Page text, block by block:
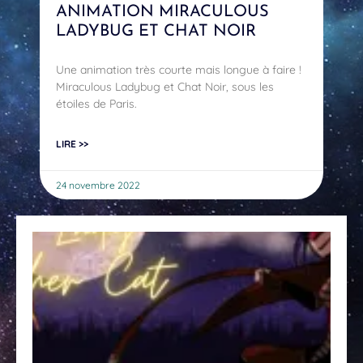
ANIMATION MIRACULOUS
LADYBUG ET CHAT NOIR
Une animation très courte mais longue à faire !
Miraculous Ladybug et Chat Noir, sous les
étoiles de Paris.
LIRE >>
24 novembre 2022